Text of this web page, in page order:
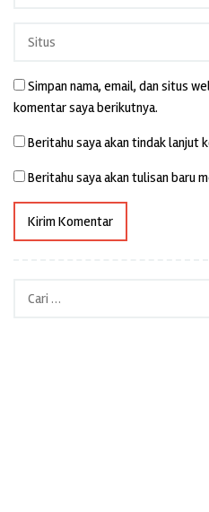
Simpan nama, email, dan situs
komentar saya berikutnya.
Beritahu saya akan tindak lanjut
Beritahu saya akan tulisan baru